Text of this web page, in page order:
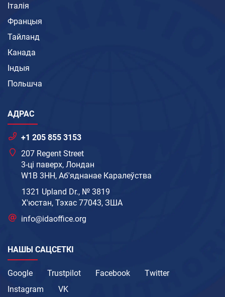
Італія
Францыя
Тайланд
Канада
Індыя
Польшча
АДРАС
+1 205 855 3153
207 Regent Street
3-ці паверх, Лондан
W1B 3HH, Аб'яднанае Каралеўства
1321 Upland Dr., № 3819
Х'юстан, Тэхас 77043, ЗША
info@idaoffice.org
НАШЫ САЦСЕТКІ
Google Trustpilot Facebook
Twitter
Instagram
VK